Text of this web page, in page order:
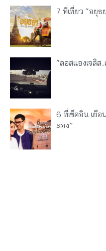
7 ที่เที่ยว “อยุธ
“ลอสแองเจลิส
6 ที่เช็คอิน เยื
ลอง”